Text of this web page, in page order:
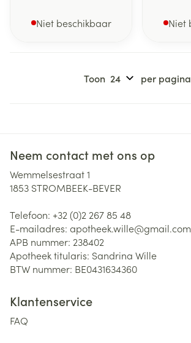
Niet beschikbaar Niet
Toon per pagina
Neem contact met ons op
Wemmelsestraat 1
1853 STROMBEEK-BEVER
Telefoon: +32 (0)2 267 85 48
E-mailadres: apotheek.wille@gmail.com
APB nummer: 238402
Apotheek titularis: Sandrina Wille
BTW nummer: BE0431634360
Klantenservice
FAQ